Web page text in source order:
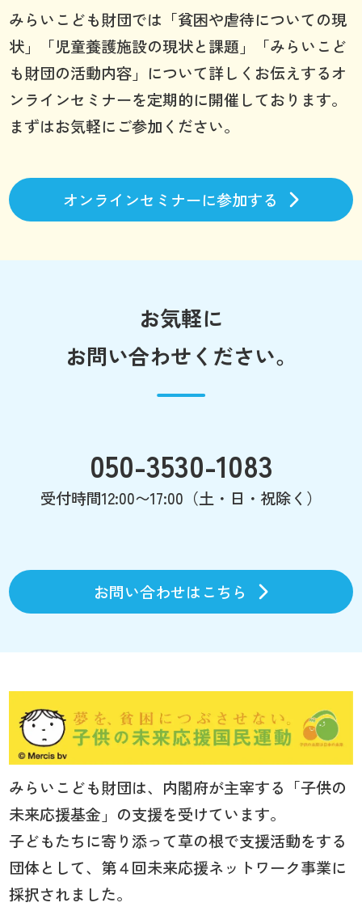
みらいこども財団では「貧困や虐待についての現
状」「児童養護施設の現状と課題」「みらいこど
も財団の活動内容」について詳しくお伝えするオ
ンラインセミナーを定期的に開催しております。
まずはお気軽にご参加ください。
オンラインセミナーに参加する
お気軽に
お問い合わせください。
050-3530-1083
受付時間12:00〜17:00（土・日・祝除く）
お問い合わせはこちら
みらいこども財団は、内閣府が主宰する「子供の
未来応援基金」の支援を受けています。
子どもたちに寄り添って草の根で支援活動をする
団体として、第４回未来応援ネットワーク事業に
採択されました。